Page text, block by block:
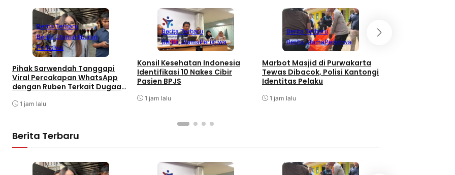
Berita Terbaru
Berita UtamaHiburan
Peristiwa
Pihak Sarwendah Tanggapi
Viral Percakapan WhatsApp
dengan Ruben Terkait Dugaan
1 jam lalu
Berita Terbaru
Berita UtamaPeristiwa
Konsil Kesehatan Indonesia
Identifikasi 10 Nakes Cibir
Pasien BPJS
1 jam lalu
Berita Terbaru
Berita UtamaPeristiwa
Marbot Masjid di Purwakarta
Tewas Dibacok, Polisi Kantongi
Identitas Pelaku
1 jam lalu
Berita Terbaru